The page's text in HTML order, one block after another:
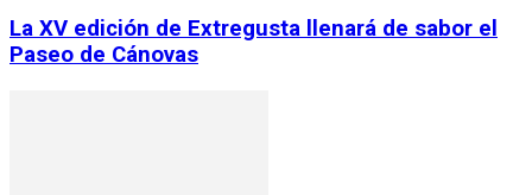
La XV edición de Extregusta llenará de sabor el
Paseo de Cánovas